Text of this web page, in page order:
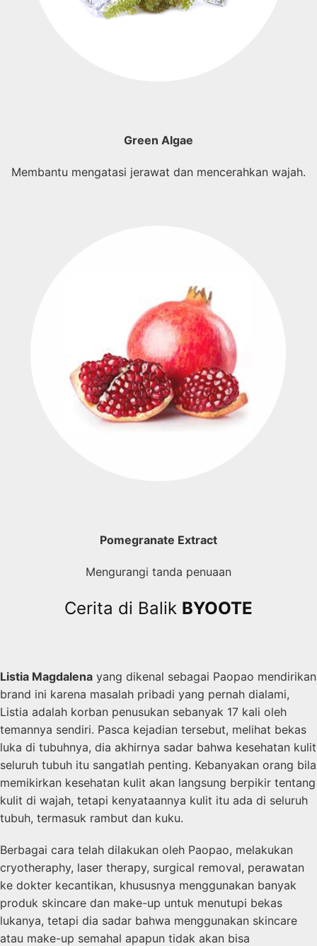
Green Algae
Membantu mengatasi jerawat dan mencerahkan wajah.
Pomegranate Extract
Mengurangi tanda penuaan
Cerita di Balik BYOOTE
Listia Magdalena yang dikenal sebagai Paopao mendirikan
brand ini karena masalah pribadi yang pernah dialami,
Listia adalah korban penusukan sebanyak 17 kali oleh
temannya sendiri. Pasca kejadian tersebut, melihat bekas
luka di tubuhnya, dia akhirnya sadar bahwa kesehatan kulit
seluruh tubuh itu sangatlah penting. Kebanyakan orang bila
memikirkan kesehatan kulit akan langsung berpikir tentang
kulit di wajah, tetapi kenyataannya kulit itu ada di seluruh
tubuh, termasuk rambut dan kuku.
Berbagai cara telah dilakukan oleh Paopao, melakukan
cryotheraphy, laser therapy, surgical removal, perawatan
ke dokter kecantikan, khususnya menggunakan banyak
produk skincare dan make-up untuk menutupi bekas
lukanya, tetapi dia sadar bahwa menggunakan skincare
atau make-up semahal apapun tidak akan bisa